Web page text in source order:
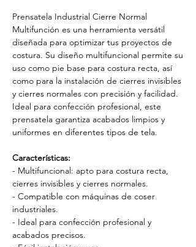
Prensatela Industrial Cierre Normal
Multifunción es una herramienta versátil
diseñada para optimizar tus proyectos de
costura. Su diseño multifuncional permite su
uso como pie base para costura recta, así
como para la instalación de cierres invisibles
y cierres normales con precisión y facilidad.
Ideal para confección profesional, este
prensatela garantiza acabados limpios y
uniformes en diferentes tipos de tela.
Características:
- Multifuncional: apto para costura recta,
cierres invisibles y cierres normales.
- Compatible con máquinas de coser
industriales.
- Ideal para confección profesional y
acabados precisos.